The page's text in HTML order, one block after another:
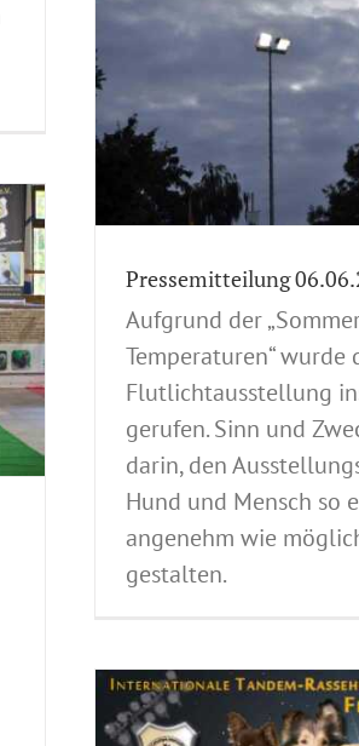
Pressemitteilung
Aufgrund der
Temperaturen“ wurde
Flutlichtausstellung
gerufen. Sinn und
darin, den
Hund und Mensch so
angenehm wie
gestalten.